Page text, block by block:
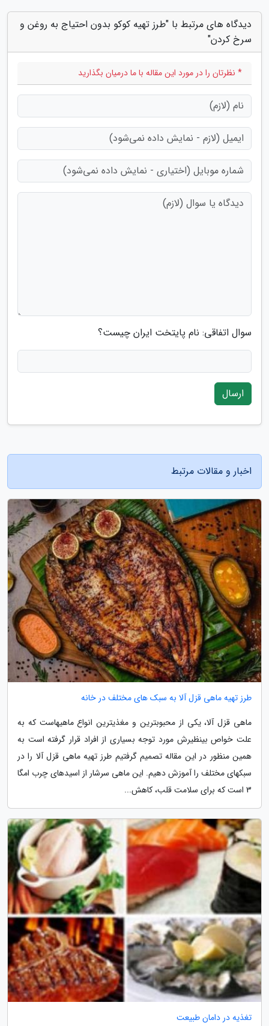
دیدگاه های مرتبط با "طرز تهیه کوکو بدون احتیاج به روغن و
سرخ کردن"
* نظرتان را در مورد این مقاله با ما درمیان بگذارید
سوال اتفاقی: نام پایتخت ایران چیست؟
ارسال
اخبار و مقالات مرتبط
طرز تهیه ماهی قزل آلا به سبک های مختلف در خانه
ماهی قزل آلا، یکی از محبوبترین و مغذیترین انواع ماهیهاست که به
علت خواص بینظیرش مورد توجه بسیاری از افراد قرار گرفته است به
همین منظور در این مقاله تصمیم گرفتیم طرز تهیه ماهی قزل آلا را در
سبکهای مختلف را آموزش دهیم. این ماهی سرشار از اسیدهای چرب امگا
3 است که برای سلامت قلب، کاهش...
تغذیه در دامان طبیعت